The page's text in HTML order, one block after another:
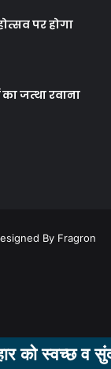
पर होगा
जत्था रवाना
By Fragron
व सुंदर बनाने